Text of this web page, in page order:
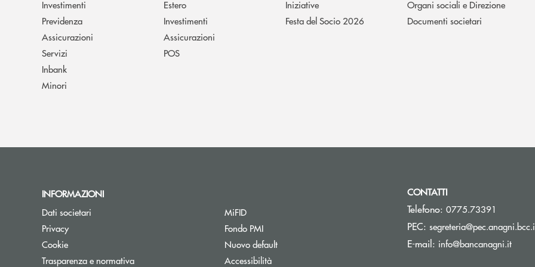
Investimenti
Previdenza
Assicurazioni
Servizi
Inbank
Minori
Estero
Investimenti
Assicurazioni
POS
Iniziative
Festa del Socio 2026
Organi sociali e Direzione
Documenti societari
INFORMAZIONI
Dati societari
Privacy
Cookie
Trasparenza e normativaApre una nuova finestra
MiFID
Fondo PMIApre una nuova finestra
Nuovo default
Accessibilità
CONTATTI
Telefono: 0775.73391
PEC:
E-mail: info@bancanagni.it(si